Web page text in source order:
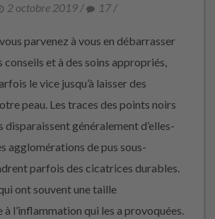
2 octobre 2019/ 17/
parvenez à vous en débarrasser
conseils et à des soins appropriés,
le vice jusqu’à laisser des
peau. Les traces des points noirs
disparaissent généralement d’elles-
agglomérations de pus sous-
parfois des cicatrices durables.
ont souvent une taille
l’inflammation qui les a provoquées.